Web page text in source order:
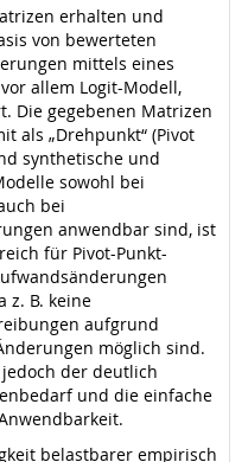
erhalten und
von bewerteten
mittels eines
allem Logit-Modell,
Die gegebenen Matrizen
als „Drehpunkt“ (Pivot
synthetische und
sowohl bei
bei
anwendbar sind, ist
für Pivot-Punkt-
z. B. keine
aufgrund
möglich sind.
der deutlich
und die einfache
belastbarer empirisch